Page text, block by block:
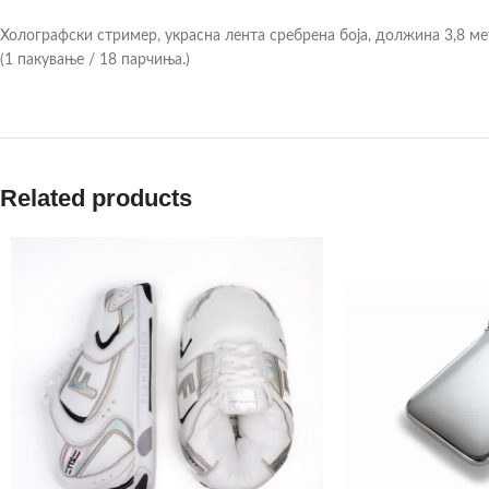
Холографски стример, украсна лента сребрена боја, должина 3,8
(1 пакување / 18 парчиња.)
Related products